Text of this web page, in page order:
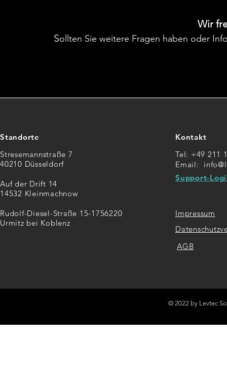
Wir
Sollten Sie weitere Fragen haben oder
Standorte
Stresemannstraße 7
40210 Düsseldorf
Auf der Drift 14
14532 Kleinmachnow
Rudolf-Diesel-Straße 15-1756220
Urmitz bei Koblenz
Kontakt
Tel: +49 211
Email:
Support-
Impressum
AGB
© 2022 by Levtec